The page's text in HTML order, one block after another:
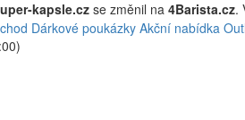
kapsle.czse změnil na 4Barista.cz.
Dárkové poukázky Akční nabídka